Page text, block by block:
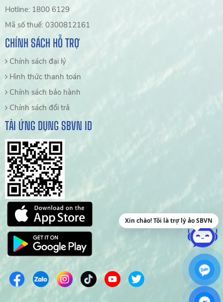
Hotline: 1800 6129
Mã số thuế: 0300812161
CHÍNH SÁCH HỖ TRỢ
Chính sách đại lý
Hình thức thanh toán
Chính sách bảo hành
Chính sách đổi trả
TẢI ỨNG DỤNG SBVN ID
Xin chào! Tôi là trợ lý ảo SBVN